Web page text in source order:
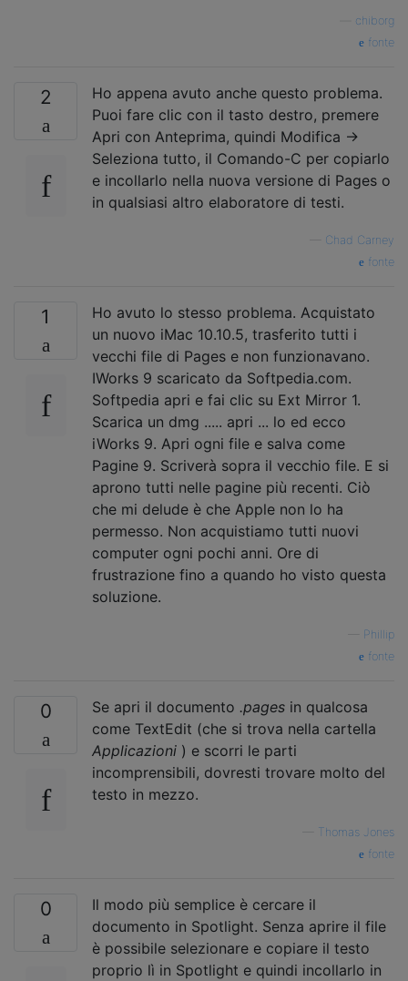
chiborg
fonte
2
Ho appena avuto anche questo problema.
Puoi fare clic con il tasto destro, premere
Apri con Anteprima, quindi Modifica ->
Seleziona tutto, il Comando-C per copiarlo
e incollarlo nella nuova versione di Pages o
in qualsiasi altro elaboratore di testi.
Chad Carney
fonte
1
Ho avuto lo stesso problema. Acquistato
un nuovo iMac 10.10.5, trasferito tutti i
vecchi file di Pages e non funzionavano.
IWorks 9 scaricato da Softpedia.com.
Softpedia apri e fai clic su Ext Mirror 1.
Scarica un dmg ..... apri ... lo ed ecco
iWorks 9. Apri ogni file e salva come
Pagine 9. Scriverà sopra il vecchio file. E si
aprono tutti nelle pagine più recenti. Ciò
che mi delude è che Apple non lo ha
permesso. Non acquistiamo tutti nuovi
computer ogni pochi anni. Ore di
frustrazione fino a quando ho visto questa
soluzione.
Phillip
fonte
0 Se apri il documento .pages in qualcosa
come TextEdit (che si trova nella cartella
Applicazioni ) e scorri le parti
incomprensibili, dovresti trovare molto del
testo in mezzo.
Thomas Jones
fonte
0
Il modo più semplice è cercare il
documento in Spotlight. Senza aprire il file
è possibile selezionare e copiare il testo
proprio lì in Spotlight e quindi incollarlo in